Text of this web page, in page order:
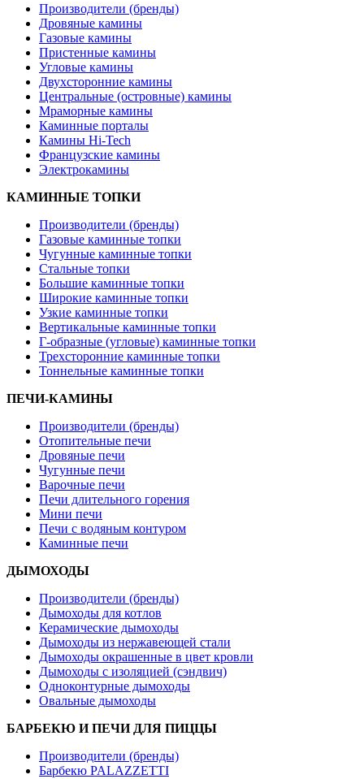
Производители (бренды)
Дровяные камины
Газовые камины
Пристенные камины
Угловые камины
Двухсторонние камины
Центральные (островные) камины
Мраморные камины
Каминные порталы
Камины Hi-Tech
Французские камины
Электрокамины
КАМИННЫЕ ТОПКИ
Производители (бренды)
Газовые каминные топки
Чугунные каминные топки
Стальные топки
Большие каминные топки
Широкие каминные топки
Узкие каминные топки
Вертикальные каминные топки
Г-образные (угловые) каминные топки
Трехсторонние каминные топки
Тоннельные каминные топки
ПЕЧИ-КАМИНЫ
Производители (бренды)
Отопительные печи
Дровяные печи
Чугунные печи
Варочные печи
Печи длительного горения
Мини печи
Печи с водяным контуром
Каминные печи
ДЫМОХОДЫ
Производители (бренды)
Дымоходы для котлов
Керамические дымоходы
Дымоходы из нержавеющей стали
Дымоходы окрашенные в цвет кровли
Дымоходы с изоляцией (сэндвич)
Одноконтурные дымоходы
Овальные дымоходы
БАРБЕКЮ И ПЕЧИ ДЛЯ ПИЦЦЫ
Производители (бренды)
Барбекю PALAZZETTI